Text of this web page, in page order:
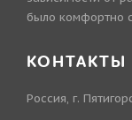
было комфортно
КОНТАКТЫ
Россия, г.